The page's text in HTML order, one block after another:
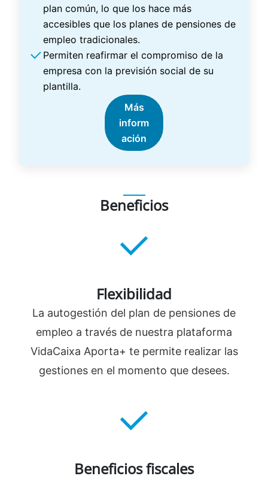
plan común, lo que los hace más
accesibles que los planes de pensiones de
empleo tradicionales.
Permiten reafirmar el compromiso de la
empresa con la previsión social de su
plantilla.
Más
inform
ación
Beneficios
Flexibilidad
La autogestión del plan de pensiones de
empleo a través de nuestra plataforma
VidaCaixa Aporta+ te permite realizar las
gestiones en el momento que desees.
Beneficios fiscales